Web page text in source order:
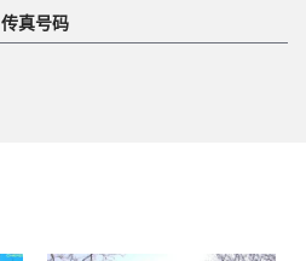
传真号码